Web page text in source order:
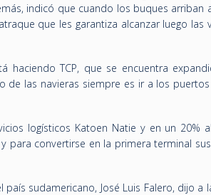
indicó que cuando los buques arriban
que les garantiza alcanzar luego las
TCP, que se encuentra
de las navieras siempre es ir a los
logísticos Katoen Natie y en un 20%
para convertirse en la primera terminal
sudamericano, José Luis Falero, dijo a